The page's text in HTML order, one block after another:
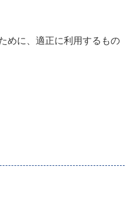
めに、適正に利用するもの